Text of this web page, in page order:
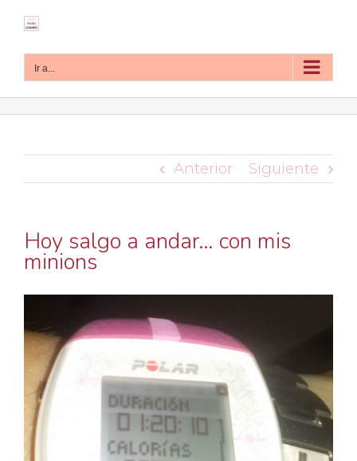
contenido
Ir a...
Anterior Siguiente
Hoy salgo a andar… con mis
minions